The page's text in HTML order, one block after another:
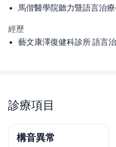
馬偕醫學院聽力暨語言治
經歷
藝文康澤復健科診所 語言
診療項目
構音異常